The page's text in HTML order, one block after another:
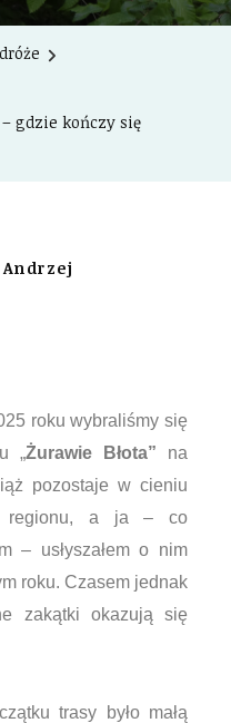
– gdzie kończy się
Andrzej
roku wybraliśmy się
„Żurawie Błota” na
pozostaje w cieniu
regionu, a ja – co
– usłyszałem o nim
roku. Czasem jednak
zakątki okazują się
trasy było małą